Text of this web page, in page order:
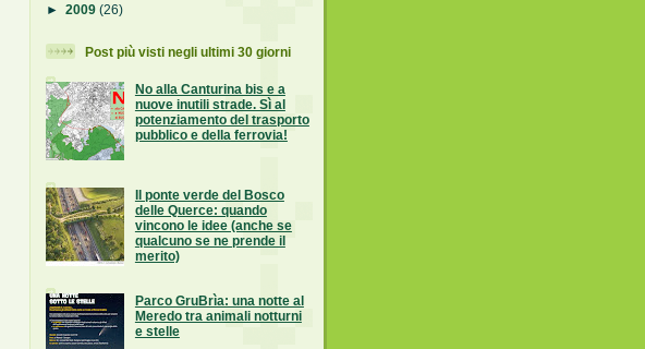
► 2009 (26)
Post più visti negli ultimi 30 giorni
No alla Canturina bis e a
nuove inutili strade. Sì al
potenziamento del trasporto
pubblico e della ferrovia!
Il ponte verde del Bosco
delle Querce: quando
vincono le idee (anche se
qualcuno se ne prende il
merito)
Parco GruBrìa: una notte al
Meredo tra animali notturni
e stelle